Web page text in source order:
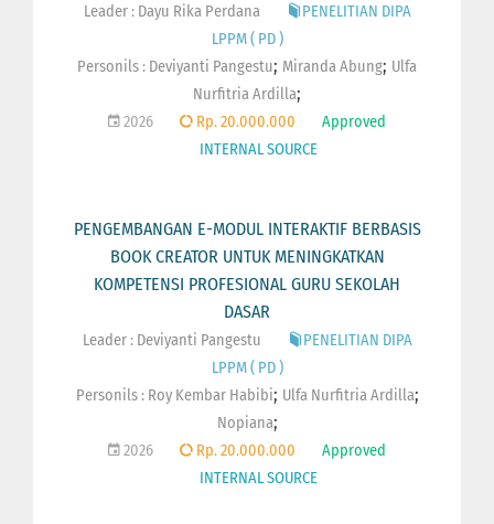
Leader : Dayu Rika Perdana
PENELITIAN DIPA
LPPM ( PD )
Personils : Deviyanti Pangestu; Miranda Abung; Ulfa
Nurfitria Ardilla;
2026 Rp. 20.000.000
Approved
INTERNAL SOURCE
PENGEMBANGAN E-MODUL INTERAKTIF BERBASIS
BOOK CREATOR UNTUK MENINGKATKAN
KOMPETENSI PROFESIONAL GURU SEKOLAH
DASAR
Leader : Deviyanti Pangestu
PENELITIAN DIPA
LPPM ( PD )
Personils : Roy Kembar Habibi; Ulfa Nurfitria Ardilla;
Nopiana;
2026 Rp. 20.000.000
Approved
INTERNAL SOURCE